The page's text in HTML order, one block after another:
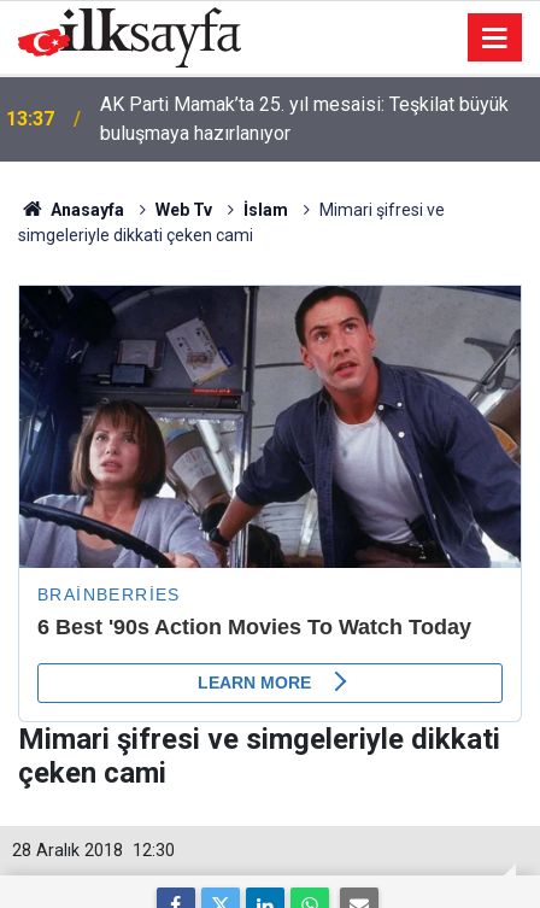
13:37
AK Parti Mamak’ta 25. yıl mesaisi: Teşkilat büyük
buluşmaya hazırlanıyor
Anasayfa Web Tv İslam
Mimari şifresi ve
simgeleriyle dikkati çeken cami
Mimari şifresi ve simgeleriyle dikkati
çeken cami
12:30
28 Aralık 2018